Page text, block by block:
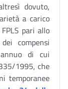
dovuto,
a carico
pari allo
compensi
di cui
1995, che
temporanee